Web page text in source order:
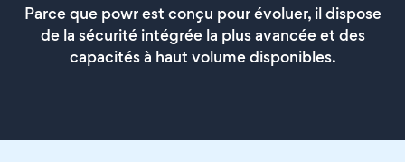
Parce que powr est conçu pour évoluer, il dispose
de la sécurité intégrée la plus avancée et des
capacités à haut volume disponibles.